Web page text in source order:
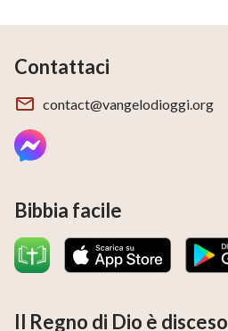
Contattaci
contact@vangelodioggi.org
Bibbia facile
Il Regno di Dio è disceso